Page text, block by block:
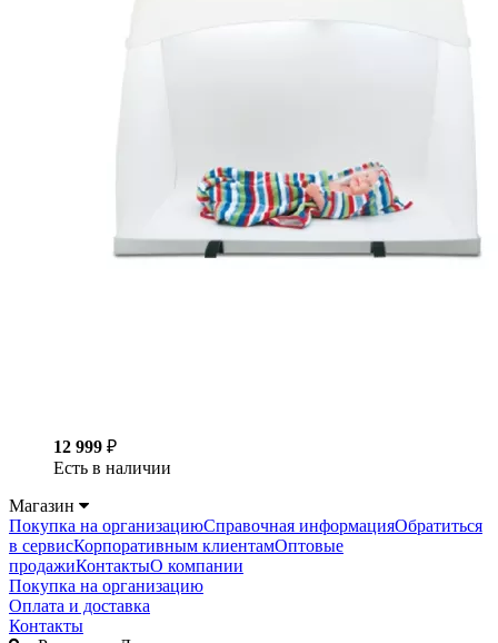
12 999 ₽
Есть в наличии
Магазин
Покупка на организациюСправочная информацияОбратиться
в сервисКорпоративным клиентамОптовые
продажиКонтактыО компании
Покупка на организацию
Оплата и доставка
Контакты